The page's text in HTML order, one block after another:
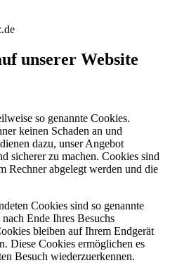
unserer Website
so genannte Cookies.
keinen Schaden an und
dazu, unser Angebot
sicherer zu machen. Cookies sind
Rechner abgelegt werden und die
Cookies sind so genannte
Ende Ihres Besuchs
bleiben auf Ihrem Endgerät
Diese Cookies ermöglichen es
Besuch wiederzuerkennen.